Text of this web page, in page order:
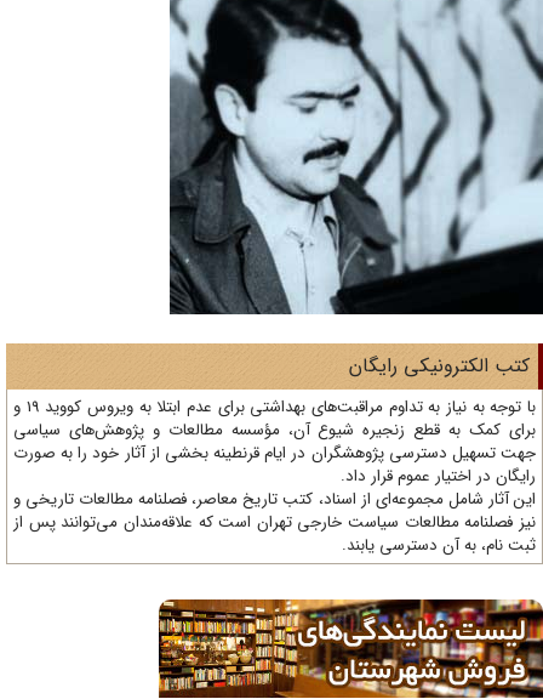
الکترونیکی رایگان
با توجه به نیاز به تداوم مراقبت‌های بهداشتی برای عدم ابتلا به ویروس کووید 19 و
کمک به قطع زنجیره شیوع آن، مؤسسه مطالعات و پژوهش‌های سیاسی
تسهیل دسترسی پژوهشگران در ایام قرنطینه بخشی از آثار خود را به صورت
در اختیار عموم قرار داد.
آثار شامل مجموعه‌ای از اسناد، کتب تاریخ معاصر، فصلنامه‌ مطالعات تاریخی و
فصلنامه مطالعات سیاست خارجی تهران است که علاقه‌مندان می‌توانند پس از
نام، به آن دسترسی یابند.